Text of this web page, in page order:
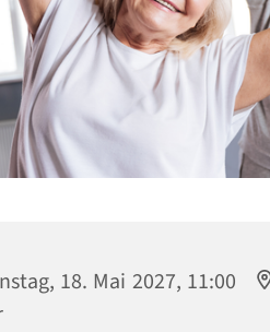
18. Mai 2027, 11:00